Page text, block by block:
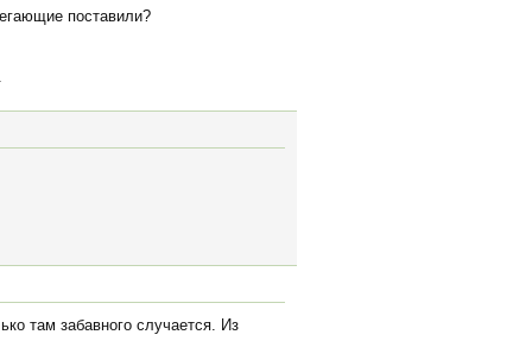
поставили?
там забавного случается. Из